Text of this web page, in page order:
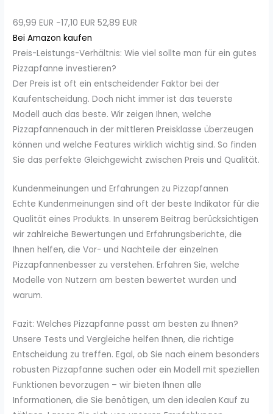
69,99 EUR −17,10 EUR 52,89 EUR
Bei Amazon kaufen
Preis-Leistungs-Verhältnis: Wie viel sollte man für ein gutes
Pizzapfanne investieren?
Der Preis ist oft ein entscheidender Faktor bei der
Kaufentscheidung. Doch nicht immer ist das teuerste
Modell auch das beste. Wir zeigen Ihnen, welche
Pizzapfannenauch in der mittleren Preisklasse überzeugen
können und welche Features wirklich wichtig sind. So finden
Sie das perfekte Gleichgewicht zwischen Preis und Qualität.
Kundenmeinungen und Erfahrungen zu Pizzapfannen
Echte Kundenmeinungen sind oft der beste Indikator für die
Qualität eines Produkts. In unserem Beitrag berücksichtigen
wir zahlreiche Bewertungen und Erfahrungsberichte, die
Ihnen helfen, die Vor- und Nachteile der einzelnen
Pizzapfannenbesser zu verstehen. Erfahren Sie, welche
Modelle von Nutzern am besten bewertet wurden und
warum.
Fazit: Welches Pizzapfanne passt am besten zu Ihnen?
Unsere Tests und Vergleiche helfen Ihnen, die richtige
Entscheidung zu treffen. Egal, ob Sie nach einem besonders
robusten Pizzapfanne suchen oder ein Modell mit speziellen
Funktionen bevorzugen – wir bieten Ihnen alle
Informationen, die Sie benötigen, um den idealen Kauf zu